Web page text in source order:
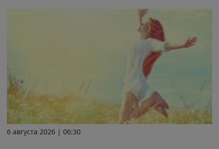
6 августа 2026 | 06:30